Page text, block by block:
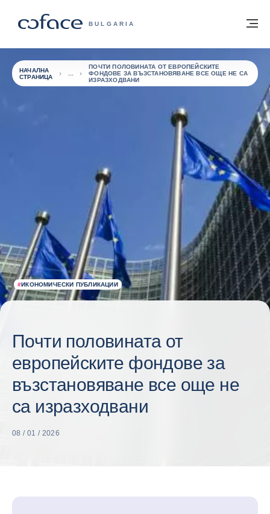
COFACE FOR TRADE - GROUP WEBSITE
BULGARIA
Обратно към начална страница
#ИКОНОМИЧЕСКИ ПУБЛИКАЦИИ
НАЧАЛНА
СТРАНИЦА
ПОЧТИ ПОЛОВИНАТА ОТ ЕВРОПЕЙСКИТЕ
ФОНДОВЕ ЗА ВЪЗСТАНОВЯВАНЕ ВСЕ ОЩЕ НЕ СА
ИЗРАЗХОДВАНИ
Почти половината от
европейските фондове за
възстановяване все още не
са изразходвани
08 / 01 / 2026